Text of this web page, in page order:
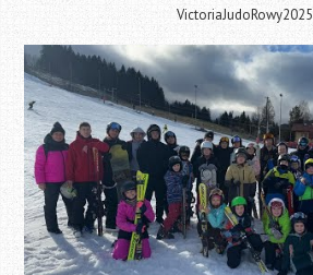
VictoriaJudoRowy2025